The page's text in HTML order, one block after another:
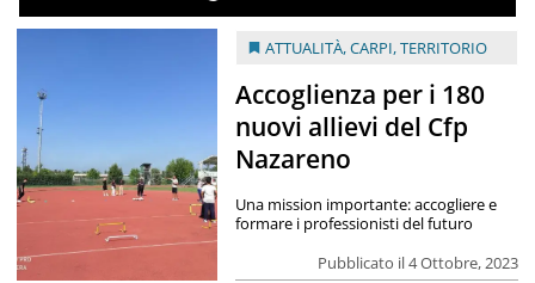
ATTUALITÀ,CARPI,TERRITORIO
Accoglienza per i 180
nuovi allievi del Cfp
Nazareno
Pubblicato il 4 Ottobre, 2023
Una mission importante: accogliere e
formare i professionisti del futuro